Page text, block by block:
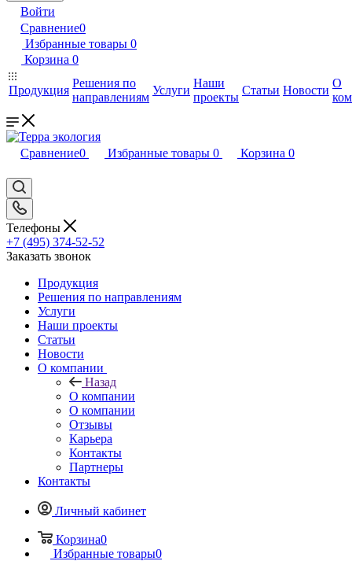
Войти
Сравнение0
Избранные товары 0
Корзина 0
Продукция
Решения по
направлениям
Услуги
Наши
проекты
Статьи Новости
О
Сравнение0 Избранные товары 0 Корзина 0
Телефоны
+7 (495) 374-52-52
Заказать звонок
Продукция
Решения по направлениям
Услуги
Наши проекты
Статьи
Новости
О компании
Назад
О компании
О компании
Отзывы
Карьера
Контакты
Партнеры
Контакты
Личный кабинет
Корзина0
Избранные товары0